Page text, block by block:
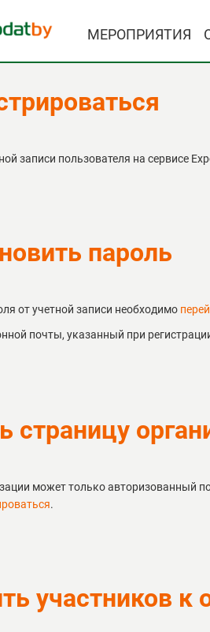
МЕРОПРИЯТИЯ
записи пользователя на сервисе
пароль
от учетной записи необходимо
почты, указанный при
страницу
может только авторизованный
.
участников к